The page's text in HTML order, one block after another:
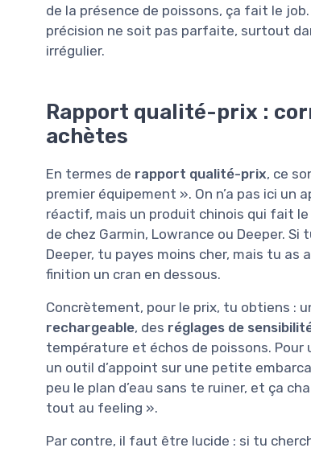
de la présence de poissons, ça fait le
précision ne soit pas parfaite, surtout
irrégulier.
Rapport qualité-prix :
achètes
En termes de rapport qualité-prix, ce
premier équipement ». On n’a pas ici
réactif, mais un produit chinois qui fait
de chez Garmin, Lowrance ou Deeper.
Deeper, tu payes moins cher, mais tu
finition un cran en dessous.
Concrètement, pour le prix, tu obtiens :
rechargeable, des réglages de
température et échos de poissons.
un outil d’appoint sur une petite
peu le plan d’eau sans te ruiner, et ça
tout au feeling ».
Par contre, il faut être lucide : si tu